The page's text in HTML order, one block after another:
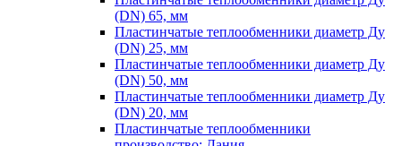
(DN) 65, мм
Пластинчатые теплообменники диаметр Ду
(DN) 25, мм
Пластинчатые теплообменники диаметр Ду
(DN) 50, мм
Пластинчатые теплообменники диаметр Ду
(DN) 20, мм
Пластинчатые теплообменники